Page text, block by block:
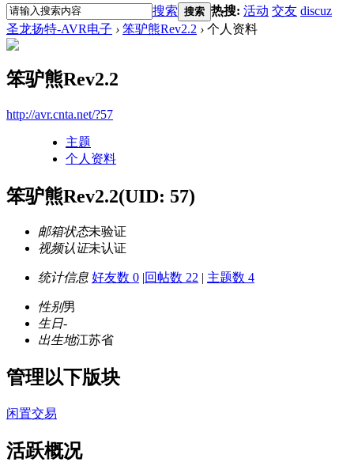
搜索 搜索 热搜: 活动 交友 discuz
圣龙扬特-AVR电子 › 笨驴熊Rev2.2 › 个人资料
笨驴熊Rev2.2
http://avr.cnta.net/?57
主题
个人资料
笨驴熊Rev2.2(UID: 57)
邮箱状态未验证
视频认证未认证
统计信息 好友数 0 |回帖数 22 | 主题数 4
性别男
生日-
出生地江苏省
管理以下版块
闲置交易
活跃概况